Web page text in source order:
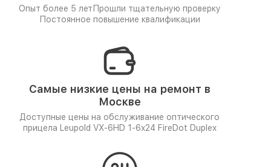
Опыт более 5 лет Прошли тщательную проверку
Постоянное повышение квалификации
Самые низкие цены на ремонт в
Москве
Доступные цены на обслуживание оптического
прицела Leupold VX-6HD 1-6x24 FireDot Duplex